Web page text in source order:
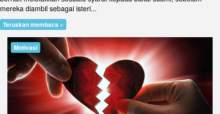
mereka diambil sebagai isteri...
Teruskan membaca »
Motivasi